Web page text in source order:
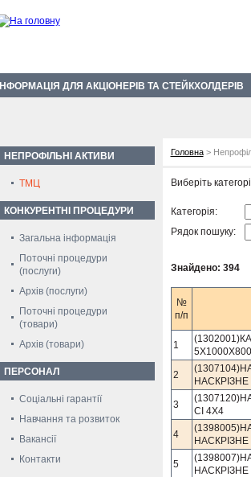
ІНФОРМАЦІЯ ДЛЯ АКЦІОНЕРІВ ТА СТЕЙКХОЛДЕРІВ
НЕПРОФІЛЬНІ АКТИВИ
ТМЦ
КОНКУРЕНТНІ ПРОЦЕДУРИ
Загальна інформація
Поточні процедури
(послуги)
Архів (послуги)
Поточні процедури
(товари)
Архів (товари)
ПЕРСОНАЛ
Соціальні гарантії
Навчання та розвиток
Вакансії
Контакти
Головна>
Виберіть
Категорія:
Рядок пошуку:
Знайдено: 394
№
п/п
1
2
3
СІ 4Х4
4
НАСКРIЗНЕ
5
НАСКРIЗНЕ